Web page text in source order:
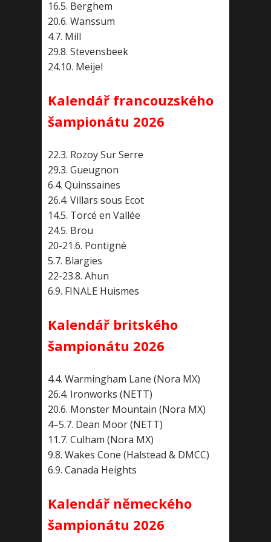
16.5. Berghem
20.6. Wanssum
4.7. Mill
29.8. Stevensbeek
24.10. Meijel
Kalendář francouzského
šampionátu 2026
22.3. Rozoy Sur Serre
29.3. Gueugnon
6.4. Quinssaines
26.4. Villars sous Ecot
14.5. Torcé en Vallée
24.5. Brou
20-21.6. Pontigné
5.7. Blargies
22-23.8. Ahun
6.9. FINALE Huismes
Kalendář britského
šampionátu 2026
4.4. Warmingham Lane (Nora MX)
26.4. Ironworks (NETT)
20.6. Monster Mountain (Nora MX)
4–5.7. Dean Moor (NETT)
11.7. Culham (Nora MX)
9.8. Wakes Cone (Halstead & DMCC)
6.9. Canada Heights
Kalendář německého
šampionátu 2026